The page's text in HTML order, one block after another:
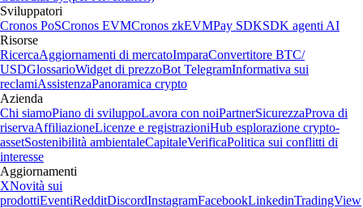
Sviluppatori
Cronos PoSCronos EVMCronos zkEVMPay SDKSDK agenti AI
Risorse
RicercaAggiornamenti di mercatoImparaConvertitore BTC/
USDGlossarioWidget di prezzoBot TelegramInformativa sui
reclamiAssistenzaPanoramica crypto
Azienda
Chi siamoPiano di sviluppoLavora con noiPartnerSicurezzaProva di
riservaAffiliazioneLicenze e registrazioniHub esplorazione crypto-
assetSostenibilità ambientaleCapitaleVerificaPolitica sui conflitti di
interesse
Aggiornamenti
XNovità sui
prodottiEventiRedditDiscordInstagramFacebookLinkedinTradingView